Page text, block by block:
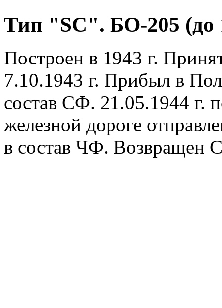
Тип "SC". БО-205 (до
Построен в 1943 г.
7.10.1943 г. Прибыл в
состав СФ. 21.05.1944 г.
железной дороге
в состав ЧФ. Возвращен